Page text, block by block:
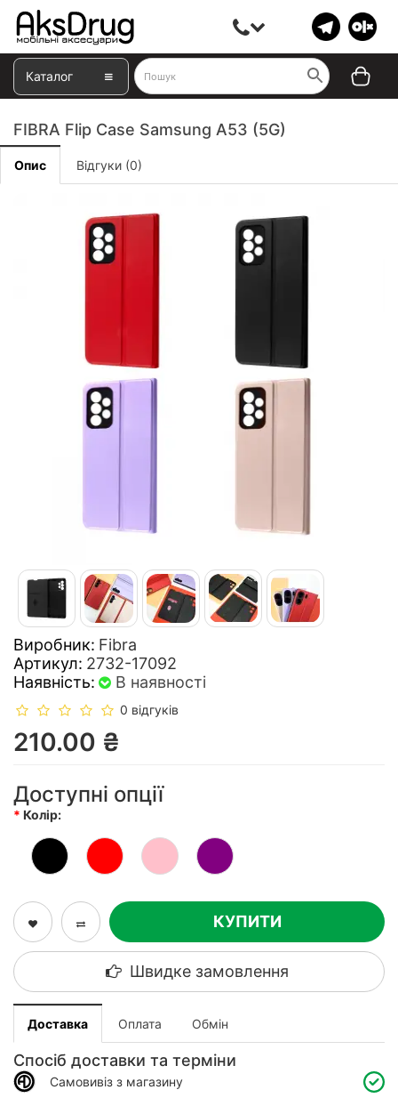
Каталог
FIBRA Flip Case Samsung A53 (5G)
Опис Відгуки (0)
Виробник: Fibra
Артикул: 2732-17092
Наявність:
В наявності
0 відгуків
210.00 ₴
Доступні опції
Колір:
КУПИТИ
Швидке замовлення
Доставка Оплата Обмін
Спосіб доставки та терміни
Самовивіз з магазину